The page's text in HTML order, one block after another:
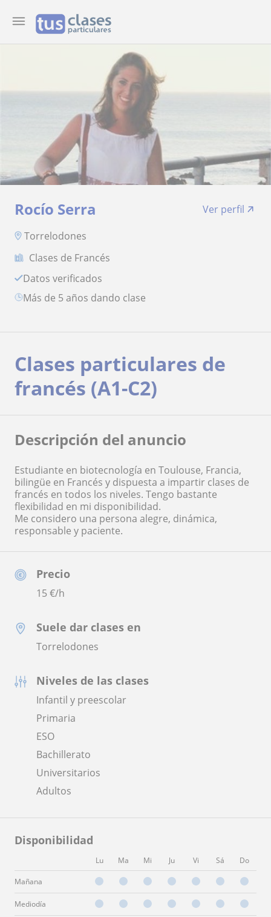
Rocío Serra
Ver perfil
Torrelodones
Clases de Francés
Datos verificados
más de 5 años dando clase
Precio
15€/h
Suele dar clases en
Torrelodones
Niveles de las clases
Infantil y preescolar
Primaria
ESO
Bachillerato
Universitarios
Adultos
Disponibilidad
Lu Ma Mi Ju Vi Sá Do
Mañana
Mediodía
Clases particulares de
francés (A1-C2)
Descripción del anuncio
Estudiante en biotecnología en Toulouse, Francia,
bilingüe en Francés y dispuesta a impartir clases de
francés en todos los niveles. Tengo bastante
flexibilidad en mi disponibilidad.
Me considero una persona alegre, dinámica,
responsable y paciente.